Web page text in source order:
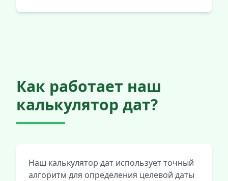
Как работает наш
калькулятор дат?
Наш калькулятор дат использует точный
алгоритм для определения целевой даты